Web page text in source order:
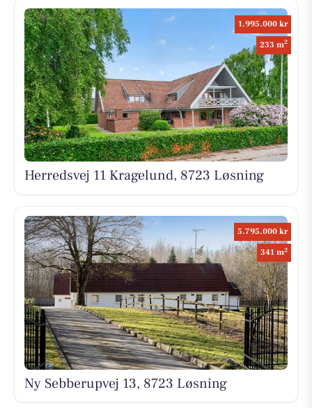
1.995.000 kr
233 m2
Herredsvej 11 Kragelund, 8723 Løsning
5.795.000 kr
341 m2
Ny Sebberupvej 13, 8723 Løsning